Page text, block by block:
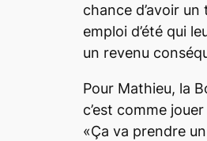
chance d’avoir un
emploi d’été qui
un revenu
Pour Mathieu, la
c’est comme
«Ça va prendre